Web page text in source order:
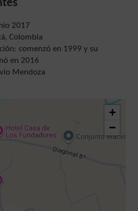
2017
Colombia
comenzó en 1999 y su
en 2016
Mendoza
+
−